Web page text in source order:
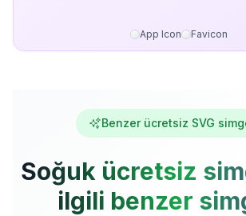
App Icon Favicon
Benzer ücretsiz SVG
Soğuk ücretsiz
ilgili benzer